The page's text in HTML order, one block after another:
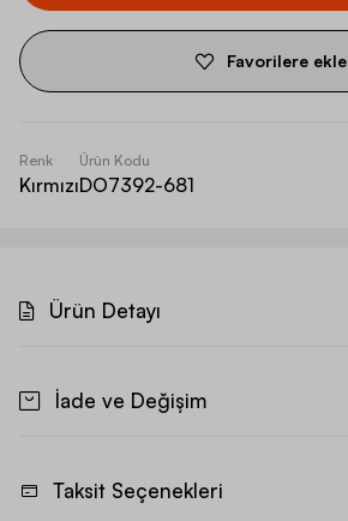
Favorilere ekle
Renk
Kırmızı
Ürün Kodu
DO7392-681
Ürün Detayı
İade ve Değişim
Taksit Seçenekleri